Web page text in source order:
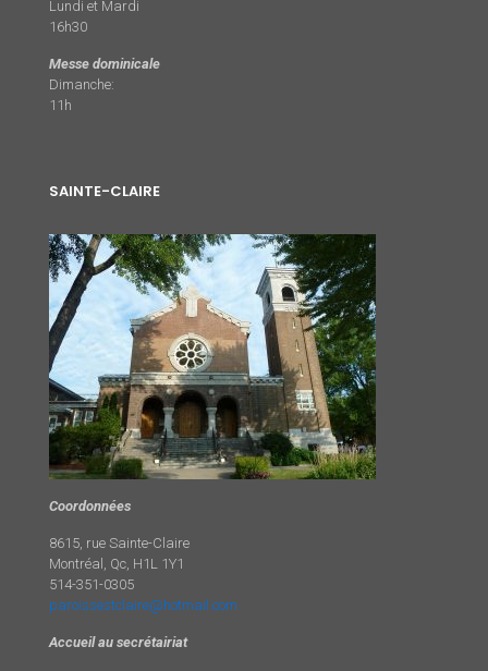
Lundi et Mardi
16h30
Messe dominicale
Dimanche:
11h
SAINTE-CLAIRE
Coordonnées
8615, rue Sainte-Claire
Montréal, Qc, H1L 1Y1
514-351-0305
paroissestclaire@hotmail.com
Accueil au secrétairiat